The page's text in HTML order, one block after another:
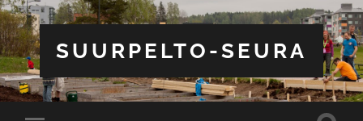
SUURPELTO-SEURA